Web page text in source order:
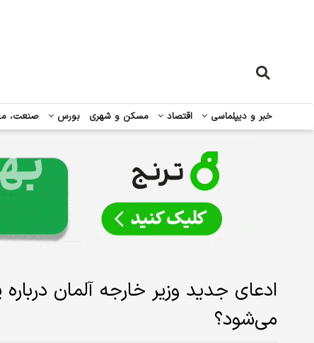
خبر و دیپلماسی اقتصاد مسکن و شهری بورس صنعت،
ادعای جدید وزیر خارجه آلمان
می‌شود؟